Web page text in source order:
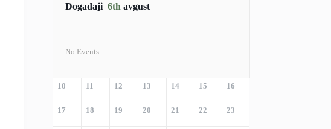
Događaji 6th avgust
No Events
10 11 12 13 14 15 16
17 18 19 20 21 22 23